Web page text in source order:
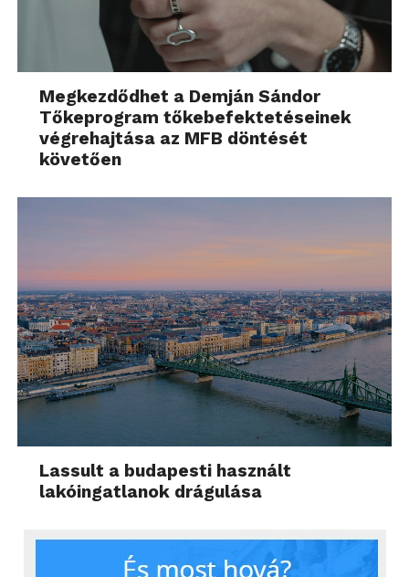
Megkezdődhet a Demján Sándor
Tőkeprogram tőkebefektetéseinek
végrehajtása az MFB döntését
követően
Lassult a budapesti használt
lakóingatlanok drágulása